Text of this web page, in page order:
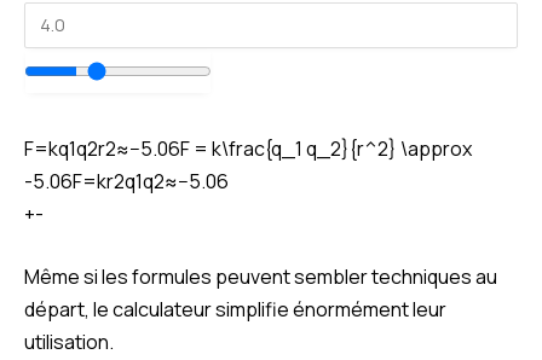
F=kq1q2r2≈−5.06F = k\frac{q_1 q_2}{r^2} \approx
-5.06F=kr2q1q2≈−5.06
+-
Même si les formules peuvent sembler techniques au
départ, le calculateur simplifie énormément leur
utilisation.